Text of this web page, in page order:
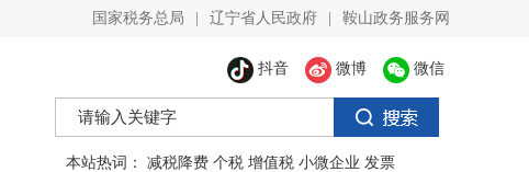
国家税务总局 辽宁省人民政府 鞍山政务服务网
抖音 微博 微信
本站热词： 减税降费 个税 增值税 小微企业 发票